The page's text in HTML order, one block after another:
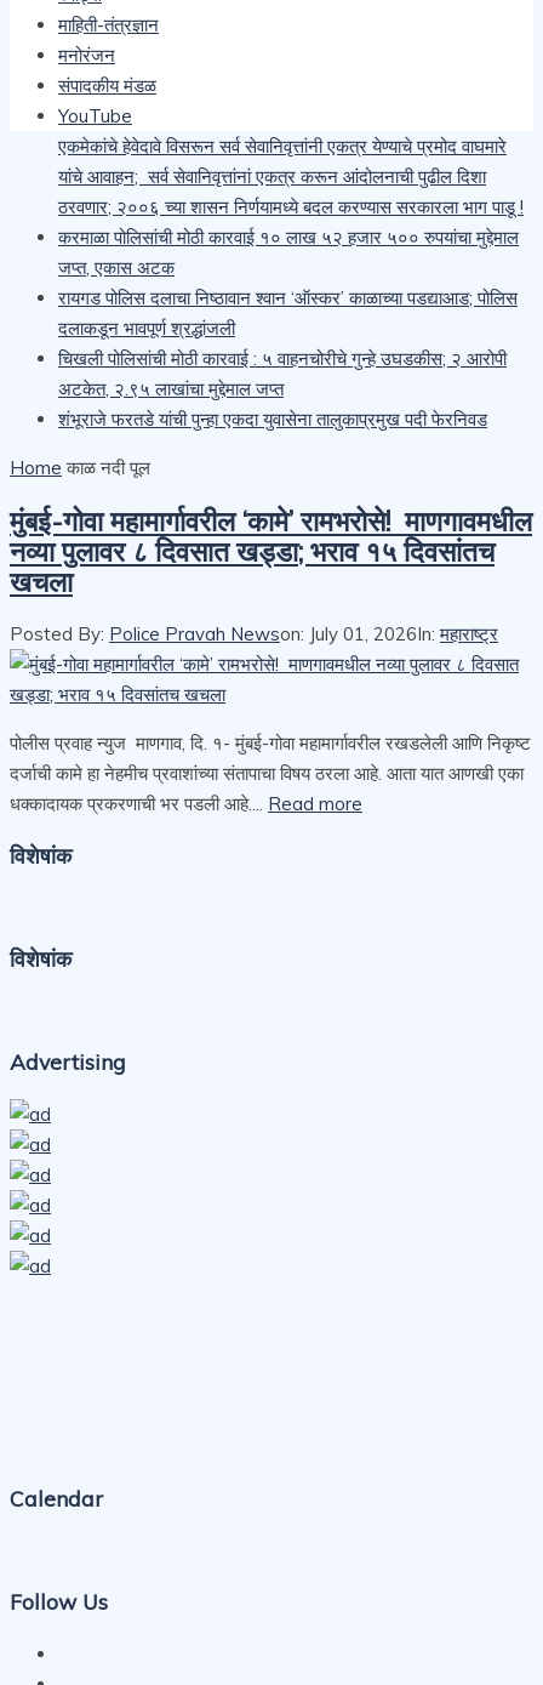
माहिती-तंत्रज्ञान
मनोरंजन
संपादकीय मंडळ
YouTube
खैराच्या सोलीव लाकडाची अवैध वाहतूक करणाऱ्या चौघांवर वनविभागाची
कारवाई
सेवानिवृत्त पोलीस अधिकारी, कर्मचारी यांना आरोग्य योजनेचा लाभ मिळावा
यासाठी प्रमोद वाघमारे यांचा १५ ऑगस्ट पासून महाराष्ट्र दौरा सुरू;
एकमेकांचे हेवेदावे विसरून सर्व सेवानिवृत्तांनी एकत्र येण्याचे प्रमोद वाघमारे
यांचे आवाहन; सर्व सेवानिवृत्तांनां एकत्र करून आंदोलनाची पुढील दिशा
ठरवणार; २००६ च्या शासन निर्णयामध्ये बदल करण्यास सरकारला भाग पाडू !
करमाळा पोलिसांची मोठी कारवाई १० लाख ५२ हजार ५०० रुपयांचा मुद्देमाल
जप्त, एकास अटक
रायगड पोलिस दलाचा निष्ठावान श्वान ‘ऑस्कर’ काळाच्या पडद्याआड; पोलिस
दलाकडून भावपूर्ण श्रद्धांजली
चिखली पोलिसांची मोठी कारवाई : ५ वाहनचोरीचे गुन्हे उघडकीस; २ आरोपी
अटकेत, २.९५ लाखांचा मुद्देमाल जप्त
शंभूराजे फरतडे यांची पुन्हा एकदा युवासेना तालुकाप्रमुख पदी फेरनिवड
Home काळ नदी पूल
मुंबई-गोवा महामार्गावरील ‘कामे’ रामभरोसे! माणगावमधील
नव्या पुलावर ८ दिवसात खड्डा; भराव १५ दिवसांतच
खचला
Posted By: Police Pravah Newson: July 01, 2026In:महाराष्ट्र
पोलीस प्रवाह न्युज माणगाव, दि. १- मुंबई-गोवा महामार्गावरील रखडलेली आणि निकृष्ट
दर्जाची कामे हा नेहमीच प्रवाशांच्या संतापाचा विषय ठरला आहे. आता यात आणखी एका
धक्कादायक प्रकरणाची भर पडली आहे.... Read more
विशेषांक
विशेषांक
Advertising
Calendar
Follow Us